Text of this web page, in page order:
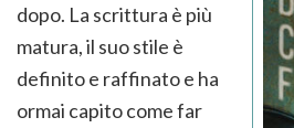
dopo. La scrittura è più
matura, il suo stile è
definito e raffinato e ha
ormai capito come far